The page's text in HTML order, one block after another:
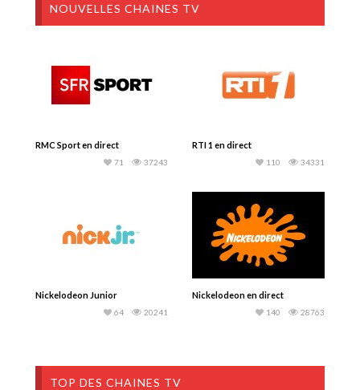
NOUVELLES CHAINES TV
RMC Sport en direct
37243
71
RTI 1 en direct
34331
110
Nickelodeon Junior
20241
64
Nickelodeon en direct
28763
140
TOP DES CHAINES TV